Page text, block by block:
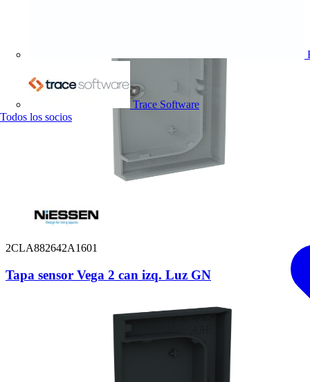
Trace Software
Todos los socios
2CLA882642A1601
Tapa sensor Vega 2 can izq. Luz GN